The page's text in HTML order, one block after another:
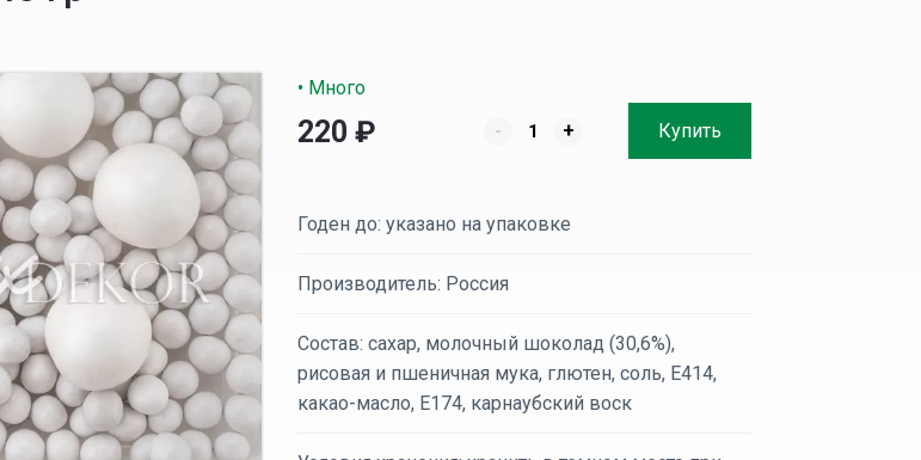
• Много
220 ₽ - + Купить
Годен до: указано на упаковке
Производитель: Россия
Состав: сахар, молочный шоколад (30,6%),
рисовая и пшеничная мука, глютен, соль, Е414,
какао-масло, Е174, карнаубский воск